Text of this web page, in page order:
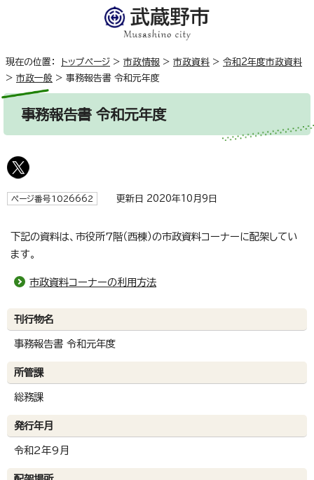
現在の位置： トップページ > 市政情報 > 市政資料 > 令和2年度市政資料
> 市政一般 > 事務報告書 令和元年度
事務報告書 令和元年度
ページ番号1026662 更新日 2020年10月9日
下記の資料は、市役所7階（西棟）の市政資料コーナーに配架してい
ます。
市政資料コーナーの利用方法
刊行物名
事務報告書 令和元年度
所管課
総務課
発行年月
令和2年9月